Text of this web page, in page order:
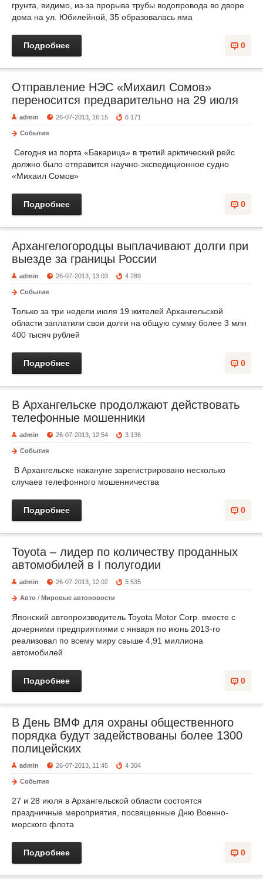
грунта, видимо, из-за прорыва трубы водопровода во дворе
дома на ул. Юбилейной, 35 образовалась яма
0
Подробнее
Отправление НЭС «Михаил Сомов»
переносится предварительно на 29 июля
admin 26-07-2013, 16:15 6 171
События
Сегодня из порта «Бакарица» в третий арктический рейс
должно было отправится научно-экспедиционное судно
«Михаил Сомов»
0
Подробнее
Архангелогородцы выплачивают долги при
выезде за границы России
admin 26-07-2013, 13:03 4 289
События
Только за три недели июля 19 жителей Архангельской
области заплатили свои долги на общую сумму более 3 млн
400 тысяч рублей
0
Подробнее
В Архангельске продолжают действовать
телефонные мошенники
admin 26-07-2013, 12:54 3 136
События
В Архангельске накануне зарегистрировано несколько
случаев телефонного мошенничества
0
Подробнее
Toyota – лидер по количеству проданных
автомобилей в I полугодии
admin 26-07-2013, 12:02 5 535
Авто / Мировые автоновости
Японский автопроизводитель Toyota Motor Corp. вместе с
дочерними предприятиями с января по июнь 2013-го
реализовал по всему миру свыше 4,91 миллиона
автомобилей
0
Подробнее
В День ВМФ для охраны общественного
порядка будут задействованы более 1300
полицейских
admin 26-07-2013, 11:45 4 304
События
27 и 28 июля в Архангельской области состоятся
праздничные мероприятия, посвященные Дню Военно-
морского флота
0
Подробнее